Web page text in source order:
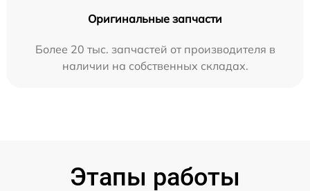
Оригинальные запчасти
Более 20 тыс. запчастей от производителя в
наличии на собственных складах.
Этапы работы